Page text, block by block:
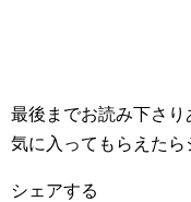
最後までお読み下さり
気に入ってもらえたら
シェアする